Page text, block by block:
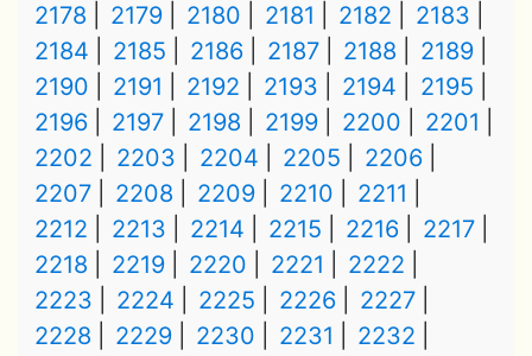
2178
2179 2180 2181 2182
2183
2184
2185 2186 2187 2188
2189
2190
2191 2192 2193 2194
2195
2196
2197 2198 2199 2200
2201
2202
2203 2204 2205
2206
2207
2208 2209 2210
2211
2212
2213 2214 2215 2216
2217
2218
2219 2220 2221
2222
2223
2224 2225 2226
2227
2228
2229 2230 2231
2232